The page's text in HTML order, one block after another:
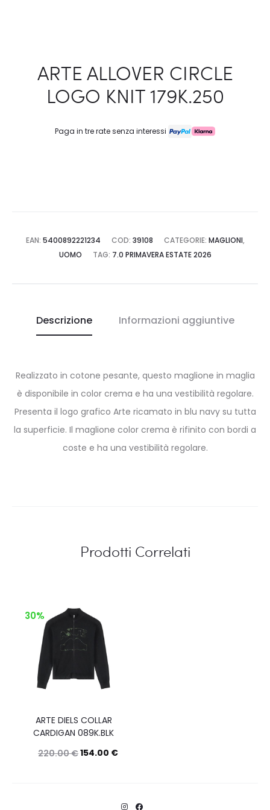
ARTE ALLOVER CIRCLE
LOGO KNIT 179K.250
Paga in tre rate senza interessi
EAN: 5400892221234 COD: 39108 CATEGORIE: MAGLIONI,
UOMO
TAG: 7.0 PRIMAVERA ESTATE 2026
Descrizione Informazioni aggiuntive
Realizzato in cotone pesante, questo maglione in maglia
è disponibile in color crema e ha una vestibilità regolare.
Presenta il logo grafico Arte ricamato in blu navy su tutta
la superficie. Il maglione color crema è rifinito con bordi a
coste e ha una vestibilità regolare.
Prodotti Correlati
30%
ARTE DIELS COLLAR
CARDIGAN 089K.BLK
220.00€154.00 €